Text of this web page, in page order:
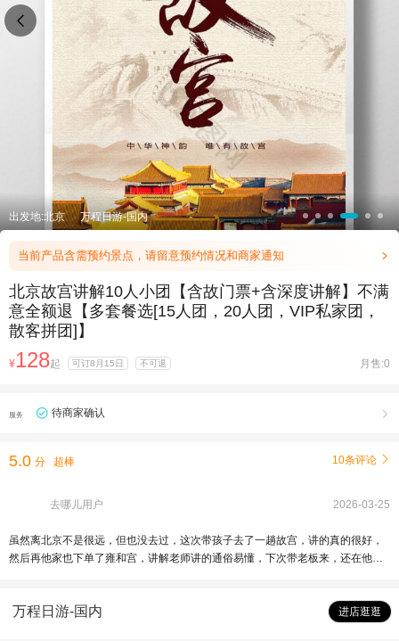
出发地:北京 万程日游-国内
当前产品含需预约景点，请留意预约情况和商家通知 
北京故宫讲解10人小团【含故门票+含深度讲解】不满
意全额退【多套餐选[15人团，20人团，VIP私家团，
散客拼团]】
¥128起 可订8月15日 不可退 月售:0
服务 待商家确认 
5.0 分 超棒 10条评论 
去哪儿用户 2026-03-25
虽然离北京不是很远，但也没去过，这次带孩子去了一趟故宫，讲的真的很好，
然后再他家也下单了雍和宫，讲解老师讲的通俗易懂，下次带老板来，还在他家
万程日游-国内 进店逛逛
